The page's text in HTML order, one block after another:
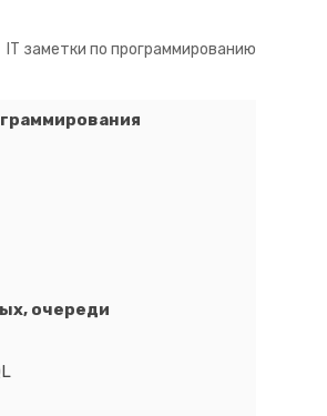
IT заметки по программированию
очереди